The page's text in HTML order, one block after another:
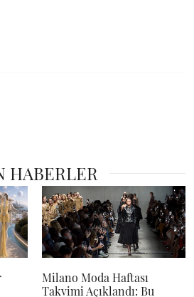
HABERLER
Milano Moda Haftası
Takvimi Açıklandı: Bu